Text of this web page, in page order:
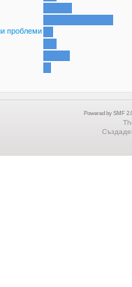
проблеми
Powered by SMF